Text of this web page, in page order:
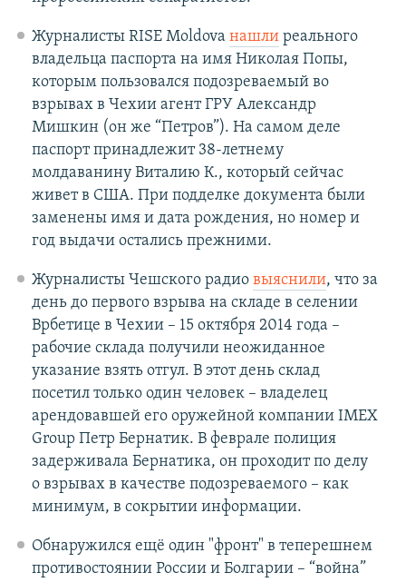
Журналисты RISE Moldova нашлиреального
владельца паспорта на имя Николая Попы,
которым пользовался подозреваемый во
взрывах в Чехии агент ГРУ Александр
Мишкин (он же “Петров”). На самом деле
паспорт принадлежит 38-летнему
молдаванину Виталию К., который сейчас
живет в США. При подделке документа были
заменены имя и дата рождения, но номер и
год выдачи остались прежними.
Журналисты Чешского радио выяснили, что за
день до первого взрыва на складе в селении
Врбетице в Чехии – 15 октября 2014 года –
рабочие склада получили неожиданное
указание взять отгул. В этот день склад
посетил только один человек – владелец
арендовавшей его оружейной компании IMEX
Group Петр Бернатик. В феврале полиция
задерживала Бернатика, он проходит по делу
о взрывах в качестве подозреваемого – как
минимум, в сокрытии информации.
Обнаружился ещё один "фронт" в теперешнем
противостоянии России и Болгарии – “война”